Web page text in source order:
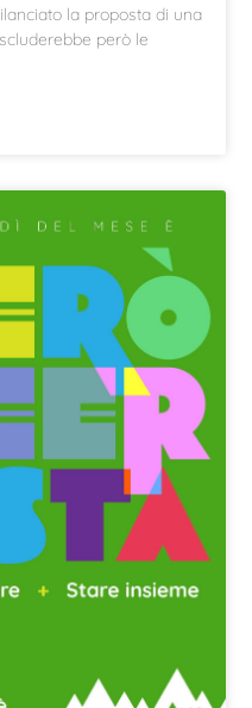
la proposta di una
però le